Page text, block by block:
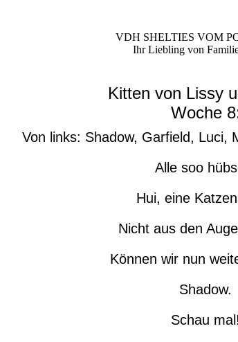
VDH SHELTIES VOM
Ihr Liebling von
Kitten von Lissy
Woche
Von links: Shadow, Garfield, Luci,
Alle soo
Hui, eine
Nicht aus den
Können wir nun
Shadow.
Schau mal!